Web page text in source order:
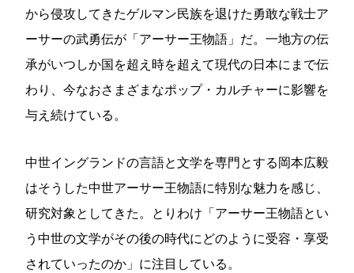
から侵攻してきたゲルマン民族を退けた勇敢な戦士ア
ーサーの武勇伝が「アーサー王物語」だ。一地方の伝
承がいつしか国を超え時を超えて現代の日本にまで伝
わり、今なおさまざまなポップ・カルチャーに影響を
与え続けている。
中世イングランドの言語と文学を専門とする岡本広毅
はそうした中世アーサー王物語に特別な魅力を感じ、
研究対象としてきた。とりわけ「アーサー王物語とい
う中世の文学がその後の時代にどのように受容・享受
されていったのか」に注目している。